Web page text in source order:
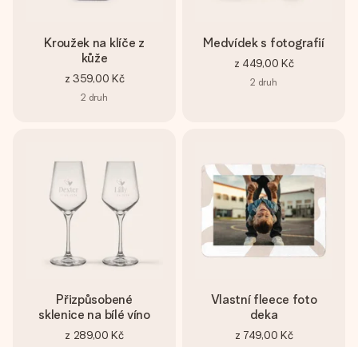
Kroužek na klíče z
kůže
z 359,00 Kč
2 druh
Medvídek s fotografií
z 449,00 Kč
2 druh
Přizpůsobené
sklenice na bílé víno
z 289,00 Kč
Vlastní fleece foto
deka
z 749,00 Kč